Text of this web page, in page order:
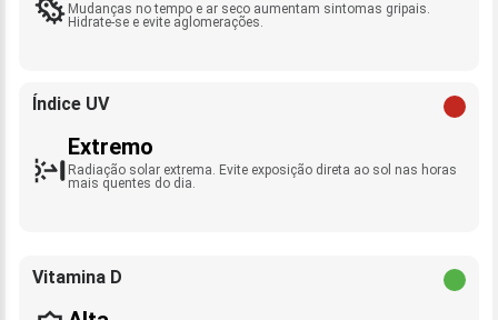
Mudanças no tempo e ar seco aumentam sintomas gripais.
Hidrate-se e evite aglomerações.
Índice UV
Extremo
Radiação solar extrema. Evite exposição direta ao sol nas horas
mais quentes do dia.
Vitamina D